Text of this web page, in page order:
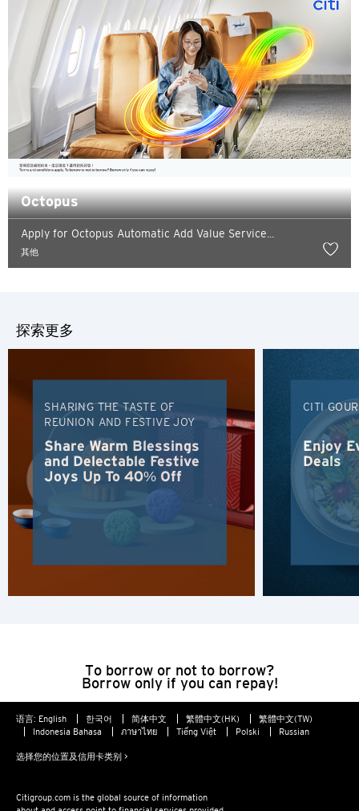
Octopus
Apply for Octopus Automatic Add Value Service...
其他
探索更多
SHARING THE TASTE OF
REUNION AND FESTIVE JOY
Share Warm Blessings
and Delectable Festive
Joys Up To 40% Off
CITI
Enjoy
Deals
To borrow or not to borrow?
Borrow only if you can repay!
语言: English 한국어 简体中文 繁體中文(HK)
繁體中文(TW)
Indonesia Bahasa
ภาษาไทย Tiếng Việt Polski Russian
选择您的位置及信用卡类别 >
Citigroup.com is the global source of information
选择语言
人气
悉尼, 澳大利亚
新加坡
曼谷, 泰国
香港
香港
九龙, 香港
N